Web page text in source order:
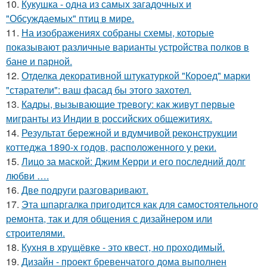
10. Кукушка - одна из самых загадочных и
"Обсуждаемых" птиц в мире.
11. На изображениях собраны схемы, которые
показывают различные варианты устройства полков в
бане и парной.
12. Отделка декоративной штукатуркой "Короед" марки
"старатели": ваш фасад бы этого захотел.
13. Кадры, вызывающие тревогу: как живут первые
мигранты из Индии в российских общежитиях.
14. Результат бережной и вдумчивой реконструкции
коттеджа 1890-х годов, расположенного у реки.
15. Лицо за маской: Джим Керри и его последний долг
любви ….
16. Две подруги разговаривают.
17. Эта шпаргалка пригодится как для самостоятельного
ремонта, так и для общения с дизайнером или
строителями.
18. Кухня в хрущёвке - это квест, но проходимый.
19. Дизайн - проект бревенчатого дома выполнен